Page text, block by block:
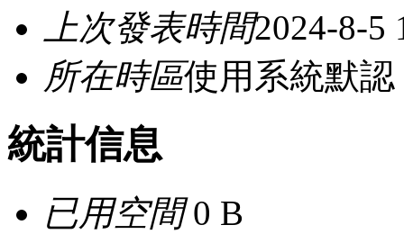
上次發表時間2024-8-5
所在時區使用系統默認
統計信息
已用空間0 B